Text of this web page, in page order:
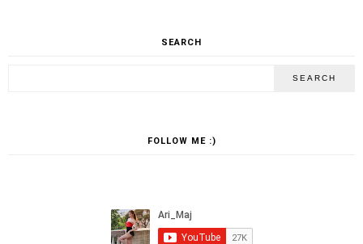
SEARCH
FOLLOW ME :)